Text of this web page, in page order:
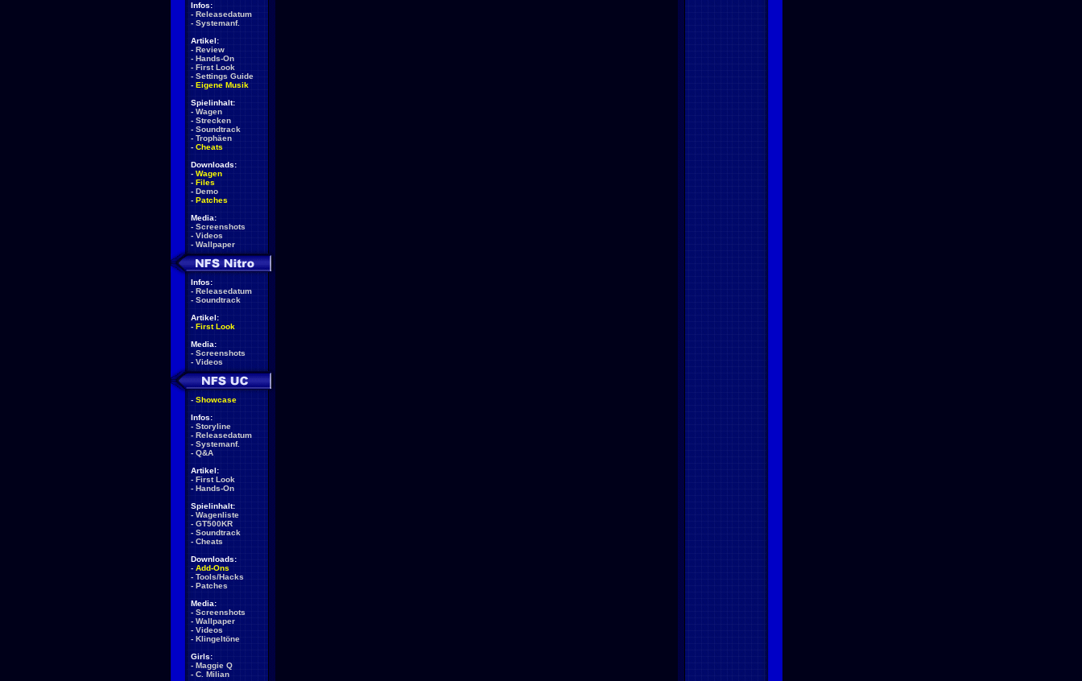
Infos:
- Releasedatum
- Systemanf.
Artikel:
- Review
- Hands-On
- First Look
- Settings Guide
- Eigene Musik
Spielinhalt:
- Wagen
- Strecken
- Soundtrack
- Trophäen
- Cheats
Downloads:
- Wagen
- Files
- Demo
- Patches
Media:
- Screenshots
- Videos
- Wallpaper
Infos:
- Releasedatum
- Soundtrack
Artikel:
- First Look
Media:
- Screenshots
- Videos
- Showcase
Infos:
- Storyline
- Releasedatum
- Systemanf.
- Q&A
Artikel:
- First Look
- Hands-On
Spielinhalt:
- Wagenliste
- GT500KR
- Soundtrack
- Cheats
Downloads:
- Add-Ons
- Tools/Hacks
- Patches
Media:
- Screenshots
- Wallpaper
- Videos
- Klingeltöne
Girls:
- Maggie Q
- C. Milian